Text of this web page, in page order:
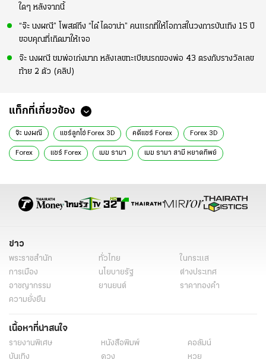
ใดๆ หลังจากนี้
“จ๊ะ นงผณี” โพสต์ถึง “ได๋ ไดอาน่า” คนแรกที่ให้โอกาสในวงการบันเทิง 15 ปี
ขอบคุณที่เกิดมาให้เจอ
จ๊ะ นงผณี ชมพ่อเก่งมาก หลังเลขทะเบียนรถของพ่อ 43 ตรงกับรางวัลเลข
ท้าย 2 ตัว (คลิป)
แท็กที่เกี่ยวข้อง
จ๊ะ นงผณี แชร์ลูกโซ่ Forex 3D คดีแชร์ Forex Forex 3D
Forex แชร์ Forex เมฆ รามา เมฆ รามา สามี หยาดทิพย์
ข่าว
พระราชสำนัก ทั่วไทย
ในกระแส
การเมือง
นโยบายรัฐ
ต่างประเทศ
อาชญากรรม
ยานยนต์
ราคาทองคำ
ความยั่งยืน
เนื้อหาที่น่าสนใจ
รายงานพิเศษ หนังสือพิมพ์
คอลัมน์
บันเทิง
ดวง
หวย